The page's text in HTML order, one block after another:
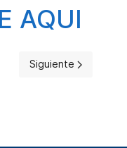
AQUI
Artículo siguiente:
Siguiente